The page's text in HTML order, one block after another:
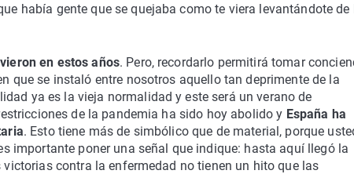
había gente que se quejaba como te viera levantándote de
en estos años. Pero, recordarlo permitirá tomar
que se instaló entre nosotros aquello tan deprimente de la
ya es la vieja normalidad y este será un verano de
de la pandemia ha sido hoy abolido y España ha
. Esto tiene más de simbólico que de material, porque
importante poner una señal que indique: hasta aquí llegó la
contra la enfermedad no tienen un hito que las